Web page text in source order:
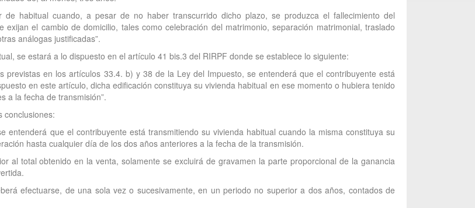
habitual cuando, a pesar de no haber transcurrido dicho plazo, se produzca el fallecimiento del
el cambio de domicilio, tales como celebración del matrimonio, separación matrimonial, traslado
análogas justificadas”.
se estará a lo dispuesto en el artículo 41 bis.3 del RIRPF donde se establece lo siguiente:
previstas en los artículos 33.4. b) y 38 de la Ley del Impuesto, se entenderá que el contribuyente está
en este artículo, dicha edificación constituya su vivienda habitual en ese momento o hubiera tenido
a la fecha de transmisión”.
conclusiones:
entenderá que el contribuyente está transmitiendo su vivienda habitual cuando la misma constituya su
hasta cualquier día de los dos años anteriores a la fecha de la transmisión.
al total obtenido en la venta, solamente se excluirá de gravamen la parte proporcional de la ganancia
efectuarse, de una sola vez o sucesivamente, en un periodo no superior a dos años, contados de